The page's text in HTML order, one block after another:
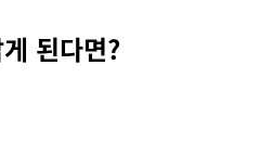
된다면?